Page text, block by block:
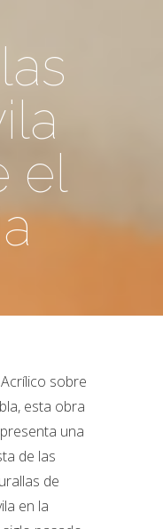
el
sobre
esta obra
una
de las
de
en la